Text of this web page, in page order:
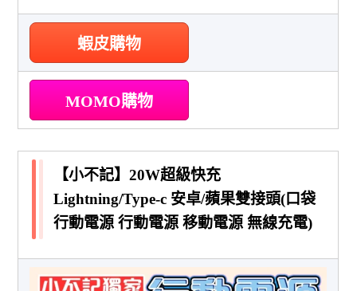
蝦皮購物
MOMO購物
【小不記】20W超級快充
Lightning/Type-c 安卓/蘋果雙接頭(口袋
行動電源 行動電源 移動電源 無線充電)